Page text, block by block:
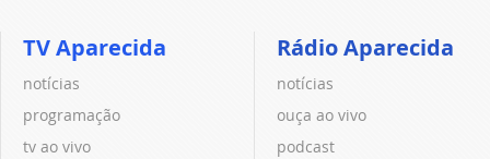
TV Aparecida
notícias
programação
tv ao vivo
Rádio Aparecida
notícias
ouça ao vivo
podcast